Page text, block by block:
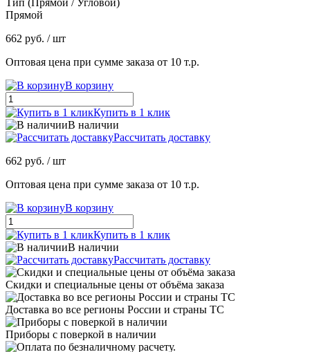
Прямой
662 руб. / шт
Оптовая цена при сумме заказа от 10 т.р.
В корзину
Купить в 1 клик
В наличии
Рассчитать доставку
662 руб. / шт
Оптовая цена при сумме заказа от 10 т.р.
В корзину
Купить в 1 клик
В наличии
Рассчитать доставку
Скидки и специальные цены от объёма заказа
Доставка во все регионы России и страны ТС
Приборы с поверкой в наличии